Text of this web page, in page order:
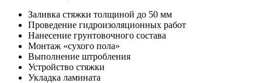
Заливка стяжки толщиной до 50 мм
Проведение гидроизоляционных работ
Нанесение грунтовочного состава
Монтаж «сухого пола»
Выполнение штробления
Устройство стяжки
Укладка ламината